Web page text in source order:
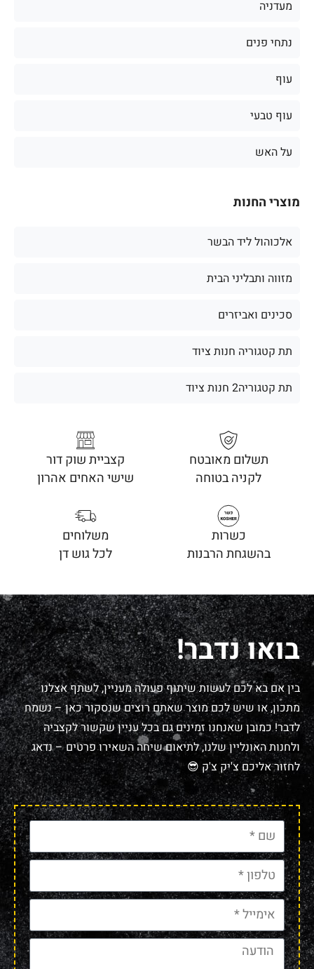
מעדניה
נתחי פנים
עוף
עוף טבעי
על האש
מוצרי החנות
אלכוהול ליד הבשר
מזווה ותבליני הבית
סכינים ואביזרים
תת קטגוריה חנות ציוד
תת קטגוריה2 חנות ציוד
תשלום מאובטח
לקניה בטוחה
קצביית שוק דור
שישי האחים אהרון
כשרות
בהשגחת הרבנות
משלוחים
לכל גוש דן
בואו נדבר!
בין אם בא לכם לעשות שיתוף פעולה מעניין, לשתף אצלנו
מתכון, או שיש לכם מוצר שאתם רוצים שנסקור כאן – נשמח
לדבר! כמובן שאנחנו זמינים גם בכל עניין שקשור לקצביה
ולחנות האונליין שלנו, לתיאום שיחה השאירו פרטים – נדאג
לחזור אליכם צ'יק צ'ק 😎